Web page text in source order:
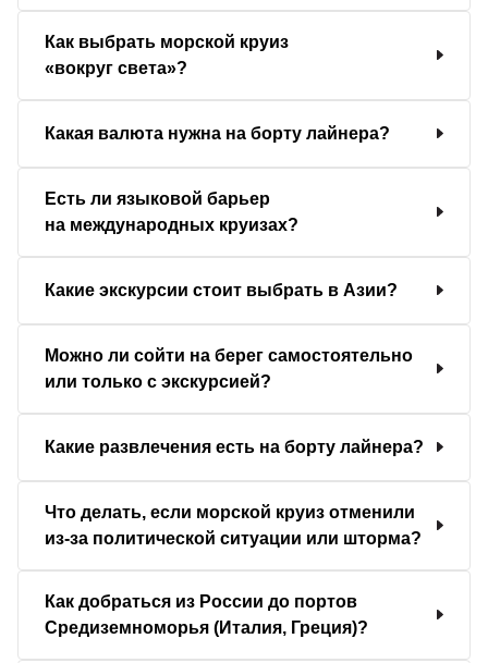
Как выбрать морской круиз
«вокруг света»?
Какая валюта нужна на борту лайнера?
Есть ли языковой барьер
на международных круизах?
Какие экскурсии стоит выбрать в Азии?
Можно ли сойти на берег самостоятельно
или только с экскурсией?
Какие развлечения есть на борту лайнера?
Что делать, если морской круиз отменили
из-за политической ситуации или шторма?
Как добраться из России до портов
Средиземноморья (Италия, Греция)?